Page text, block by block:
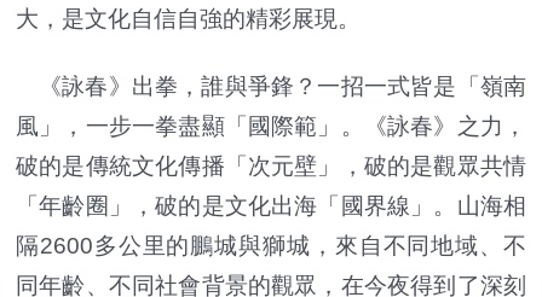
大，是文化自信自強的精彩展現。
《詠春》出拳，誰與爭鋒？一招一式皆是「嶺南
風」，一步一拳盡顯「國際範」。《詠春》之力，
破的是傳統文化傳播「次元壁」，破的是觀眾共情
「年齡圈」，破的是文化出海「國界線」。山海相
隔2600多公里的鵬城與獅城，來自不同地域、不
同年齡、不同社會背景的觀眾，在今夜得到了深刻